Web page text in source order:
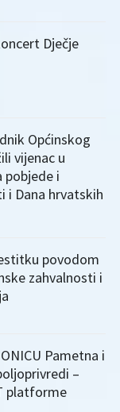
Dječje
Općinskog
vijenac u
pobjede i
i Dana hrvatskih
povodom
zahvalnosti i
Pametna i
–
platforme